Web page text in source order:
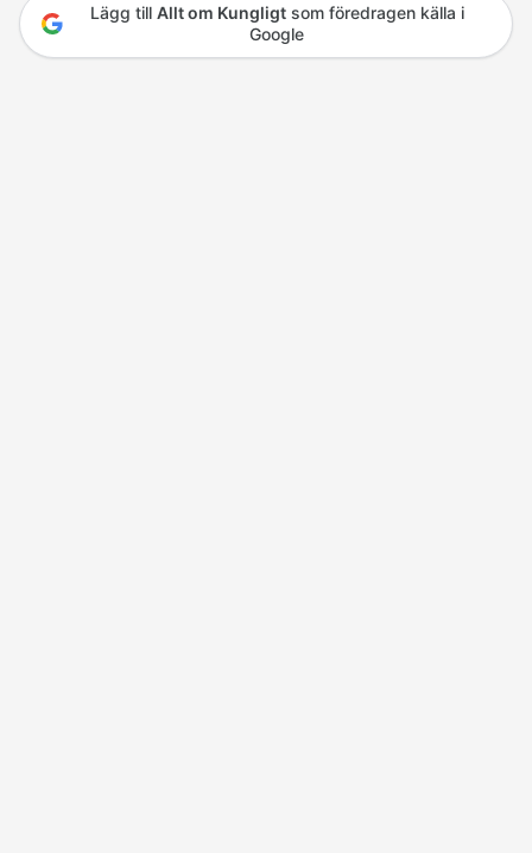
Lägg till Allt om Kungligtsom föredragen källa i
Google